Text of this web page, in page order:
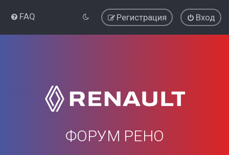
FAQ Вход
Регистрация
ФОРУМ РЕНО